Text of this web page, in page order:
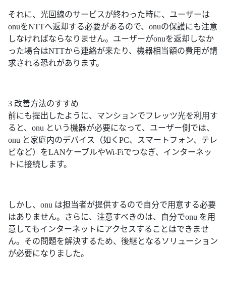
それに、光回線のサービスが終わった時に、ユーザーは
onuをNTTへ返却する必要があるので、onuの保護にも注意
しなければならなりません。ユーザーがonuを返却しなか
った場合はNTTから連絡が来たり、機器相当額の費用が請
求される恐れがあります。
3 改善方法のすすめ
前にも提出したように、マンションでフレッツ光を利用す
ると、onu という機器が必要になって、ユーザー側では、
onu と家庭内のデバイス（如くPC、スマートフォン、テレ
ビなど）をLANケーブルやWi-Fiでつなぎ、インターネッ
トに接続します。
しかし、onu は担当者が提供するので自分で用意する必要
はありません。さらに、注意すべきのは、自分でonu を用
意してもインターネットにアクセスすることはできませ
ん。その問題を解決するため、後継となるソリューション
が必要になりました。